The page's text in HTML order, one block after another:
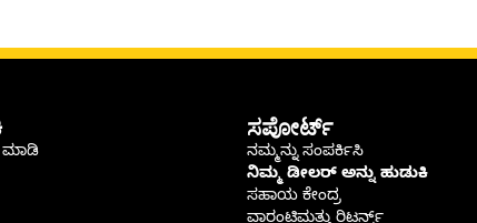
ಮಾಡಿ
ಸಪೋರ್ಟ್
ನಮ್ಮನ್ನು ಸಂಪರ್ಕಿಸಿ
ನಿಮ್ಮ ಡೀಲರ್ ಅನ್ನು ಹುಡುಕಿ
ಸಹಾಯ ಕೇಂದ್ರ